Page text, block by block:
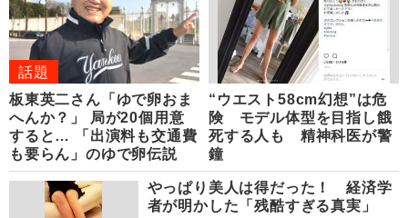
話題
板東英二さん「ゆで卵おま
へんか？」 局が20個用意
すると… 「出演料も交通費
も要らん」のゆで卵伝説
“ウエスト58cm幻想”は危
険 モデル体型を目指し餓
死する人も 精神科医が警
鐘
やっぱり美人は得だった！ 経済学
者が明かした「残酷すぎる真実」